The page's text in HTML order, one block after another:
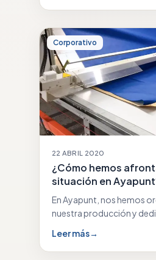
Corporativo
22 ABRIL 2020
¿Cómo hemos
situación en
En Ayapunt, nos hemos
nuestra producción y
Leer más→